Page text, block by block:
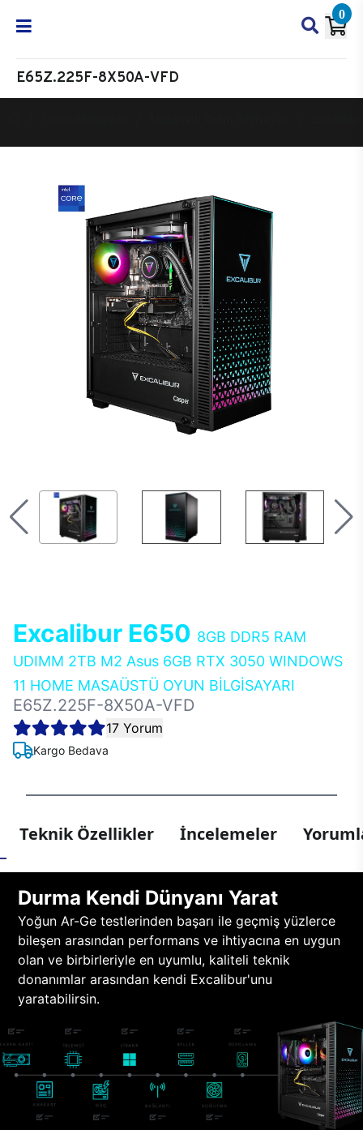
0
E65Z.225F-8X50A-VFD
Excalibur E650 8GB DDR5 RAM
UDIMM 2TB M2 Asus 6GB RTX 3050 WINDOWS
11 HOME MASAÜSTÜ OYUN BİLGİSAYARI
E65Z.225F-8X50A-VFD
17 Yorum
Kargo Bedava
Teknik Özellikler İncelemeler
Durma Kendi Dünyanı Yarat
Yoğun Ar-Ge testlerinden başarı ile geçmiş yüzlerce
bileşen arasından performans ve ihtiyacına en uygun
olan ve birbirleriyle en uyumlu, kaliteli teknik
donanımlar arasından kendi Excalibur'unu
yaratabilirsin.